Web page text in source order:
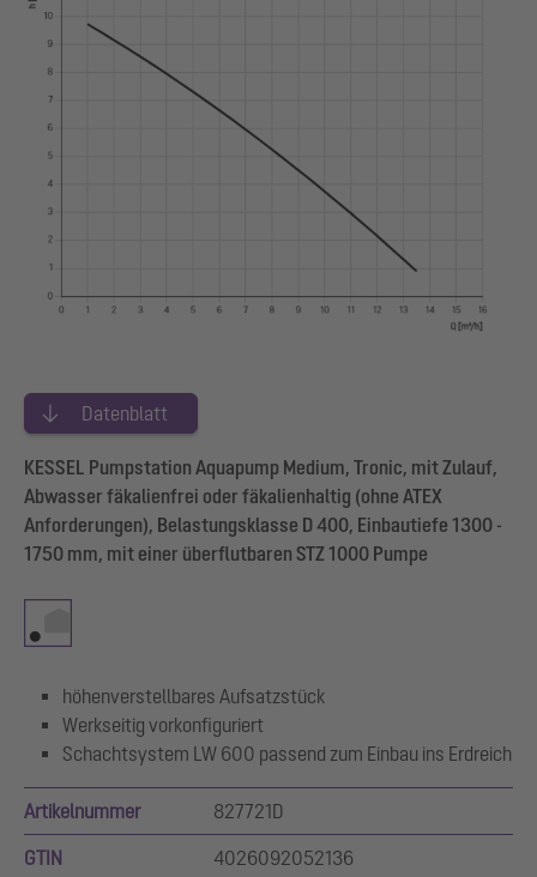
Datenblatt
KESSEL Pumpstation Aquapump Medium, Tronic, mit Zulauf,
Abwasser fäkalienfrei oder fäkalienhaltig (ohne ATEX
Anforderungen), Belastungsklasse D 400, Einbautiefe 1300 -
1750 mm, mit einer überflutbaren STZ 1000 Pumpe
höhenverstellbares Aufsatzstück
Werkseitig vorkonfiguriert
Schachtsystem LW 600 passend zum Einbau ins Erdreich
Artikelnummer 827721D
GTIN 4026092052136